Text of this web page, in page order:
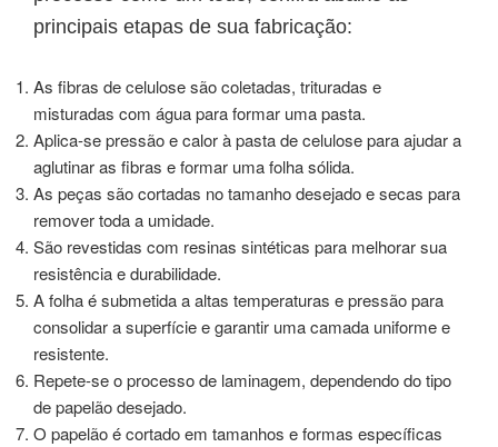
principais etapas de sua fabricação:
As fibras de celulose são coletadas, trituradas e
misturadas com água para formar uma pasta.
Aplica-se pressão e calor à pasta de celulose para ajudar a
aglutinar as fibras e formar uma folha sólida.
As peças são cortadas no tamanho desejado e secas para
remover toda a umidade.
São revestidas com resinas sintéticas para melhorar sua
resistência e durabilidade.
A folha é submetida a altas temperaturas e pressão para
consolidar a superfície e garantir uma camada uniforme e
resistente.
Repete-se o processo de laminagem, dependendo do tipo
de papelão desejado.
O papelão é cortado em tamanhos e formas específicas